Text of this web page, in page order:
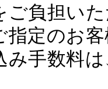
ご負担い
指定のお
み手数料